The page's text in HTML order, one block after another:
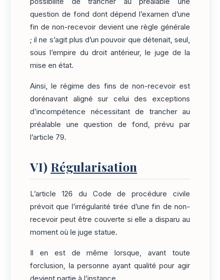
question de fond dont dépend l’examen d’une
fin de non-recevoir devient une règle générale
; il ne s’agit plus d’un pouvoir que détenait, seul,
sous l’empire du droit antérieur, le juge de la
mise en état.
Ainsi, le régime des fins de non-recevoir est
dorénavant aligné sur celui des exceptions
d’incompétence nécessitant de trancher au
préalable une question de fond, prévu par
l’article 79.
VI) Régularisation
L’article 126 du Code de procédure civile
prévoit que l’irrégularité tirée d’une fin de non-
recevoir peut être couverte si elle a disparu au
moment où le juge statue.
Il en est de même lorsque, avant toute
forclusion, la personne ayant qualité pour agir